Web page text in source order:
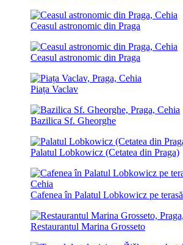
Ceasul astronomic din Praga
Ceasul astronomic din Praga
Piața Vaclav
Bazilica Sf. Gheorghe
Palatul Lobkowicz (Cetatea din Praga)
Cafenea în Palatul Lobkowicz pe terasă
Restaurantul Marina Grosseto